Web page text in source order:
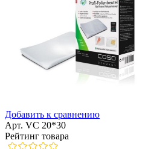
Добавить к сравнению
Арт. VC 20*30
Рейтинг товара